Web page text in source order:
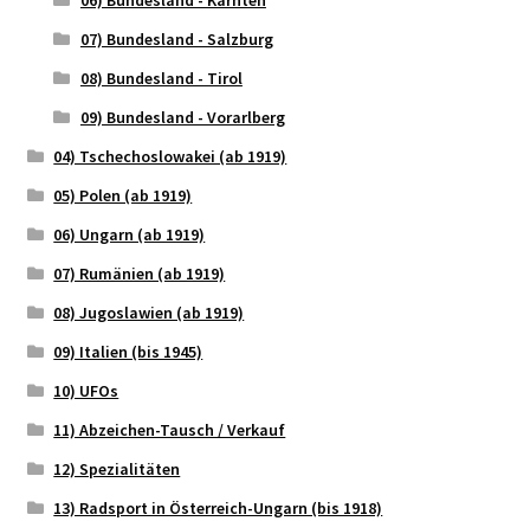
07) Bundesland - Salzburg
08) Bundesland - Tirol
09) Bundesland - Vorarlberg
04) Tschechoslowakei (ab 1919)
05) Polen (ab 1919)
06) Ungarn (ab 1919)
07) Rumänien (ab 1919)
08) Jugoslawien (ab 1919)
09) Italien (bis 1945)
10) UFOs
11) Abzeichen-Tausch / Verkauf
12) Spezialitäten
13) Radsport in Österreich-Ungarn (bis 1918)